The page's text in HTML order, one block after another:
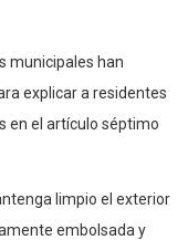
municipales han
explicar a residentes
en el artículo séptimo
limpio el exterior
embolsada y